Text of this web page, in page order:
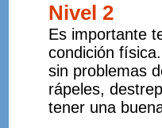
Nivel 2
Es importante
condición
sin problemas
rápeles,
tener una